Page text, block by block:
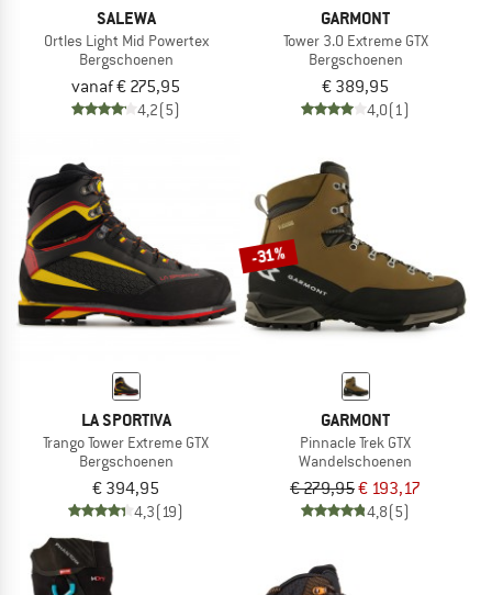
SALEWA
Ortles Light Mid Powertex
Bergschoenen
vanaf € 275,95
4,2(5)
GARMONT
Tower 3.0 Extreme GTX
Bergschoenen
€ 389,95
4,0(1)
LA SPORTIVA
Trango Tower Extreme GTX
Bergschoenen
€ 394,95
4,3(19)
-31%
GARMONT
Pinnacle Trek GTX
Wandelschoenen
€ 279,95€ 193,17
4,8(5)